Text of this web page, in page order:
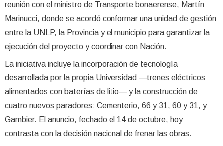
reunión con el ministro de Transporte bonaerense, Martín
Marinucci, donde se acordó conformar una unidad de gestión
entre la UNLP, la Provincia y el municipio para garantizar la
ejecución del proyecto y coordinar con Nación.
La iniciativa incluye la incorporación de tecnología
desarrollada por la propia Universidad —trenes eléctricos
alimentados con baterías de litio— y la construcción de
cuatro nuevos paradores: Cementerio, 66 y 31, 60 y 31, y
Gambier. El anuncio, fechado el 14 de octubre, hoy
contrasta con la decisión nacional de frenar las obras.